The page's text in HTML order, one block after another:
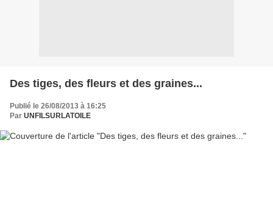
Des tiges, des fleurs et des graines...
Publié le 26/08/2013 à 16:25
Par UNFILSURLATOILE